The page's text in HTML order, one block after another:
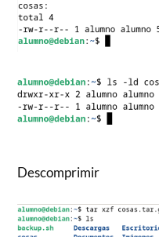
Descomprimir